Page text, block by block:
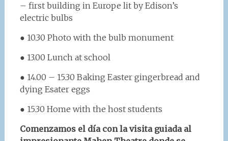
– first building in Europe lit by Edison’s
electric bulbs
● 10.30 Photo with the bulb monument
● 13.00 Lunch at school
● 14.00 – 15.30 Baking Easter gingerbread and
dying Esater eggs
● 15.30 Home with the host students
Comenzamos el día con la visita guiada al